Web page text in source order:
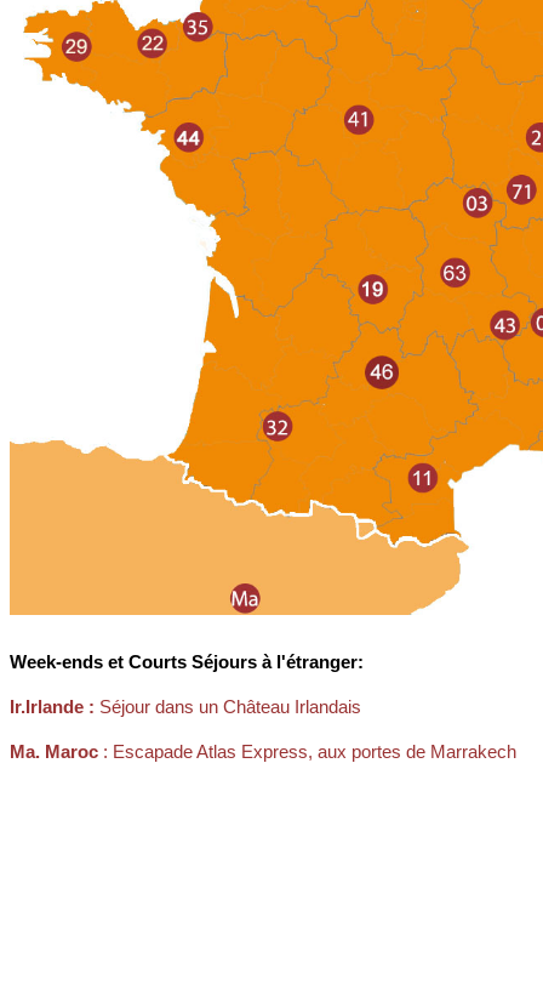
Week-ends et Courts Séjours à l'étranger:
Ir.Irlande : Séjour dans un Château Irlandais
Ma. Maroc : Escapade Atlas Express, aux portes de Marrakech